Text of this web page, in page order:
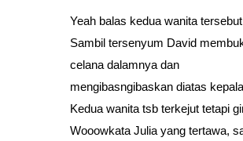
Yeah balas kedua wanita
Sambil tersenyum David
celana dalamnya dan
mengibasngibaskan diatas
Kedua wanita tsb terkejut tetapi
Wooowkata Julia yang tertawa,